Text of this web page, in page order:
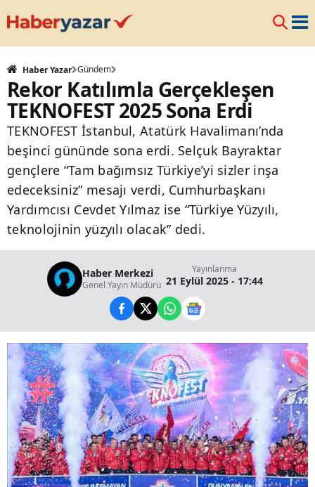
Haber Yazar Gündem
Rekor Katılımla Gerçekleşen
TEKNOFEST 2025 Sona Erdi
TEKNOFEST İstanbul, Atatürk Havalimanı’nda
beşinci gününde sona erdi. Selçuk Bayraktar
gençlere “Tam bağımsız Türkiye’yi sizler inşa
edeceksiniz” mesajı verdi, Cumhurbaşkanı
Yardımcısı Cevdet Yılmaz ise “Türkiye Yüzyılı,
teknolojinin yüzyılı olacak” dedi.
Haber Merkezi
Genel Yayın Müdürü
Yayınlanma
21 Eylül 2025 - 17:44